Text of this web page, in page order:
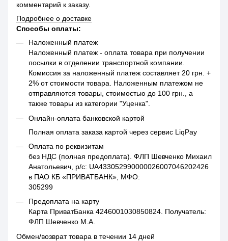
комментарий к заказу.
Подробнее о доставке
Способы оплаты:
Наложенный платеж
Наложенный платеж - оплата товара при получении
посылки в отделении транспортной компании.
Комиссия за наложенный платеж составляет 20 грн. +
2% от стоимости товара. Наложенным платежом не
отправляются товары, стоимостью до 100 грн., а
также товары из категории "Уценка".
Онлайн-оплата банковской картой
Полная оплата заказа картой через сервис LiqPay
Оплата по реквизитам
без НДС (полная предоплата). ФЛП Шевченко Михаил
Анатольевич, р/с: UA433052990000026007046202426
в ПАО КБ «ПРИВАТБАНК», МФО:
305299
Предоплата на карту
Карта ПриватБанка 4246001030850824. Получатель:
ФЛП Шевченко М.А.
Обмен/возврат товара в течении 14 дней